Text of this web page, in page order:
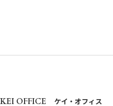
KEI OFFICE ケイ・オフィス